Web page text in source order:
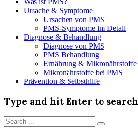
Was ist PMS?
Ursache & Symptome
Ursachen von PMS
PMS-Symptome im Detail
Diagnose & Behandlung
Diagnose von PMS
PMS Behandlung
Ernährung & Mikronährstoffe
Mikronährstoffe bei PMS
Prävention & Selbsthilfe
Type and hit Enter to search